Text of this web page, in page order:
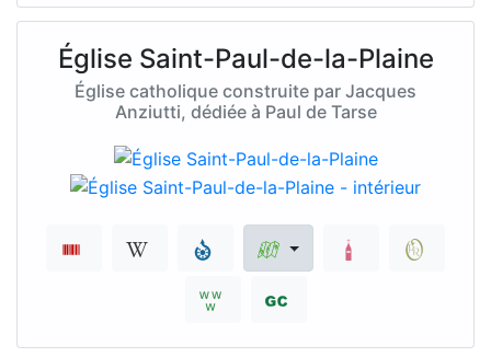
Église Saint-Paul-de-la-Plaine
Église catholique construite par Jacques
Anziutti, dédiée à Paul de Tarse